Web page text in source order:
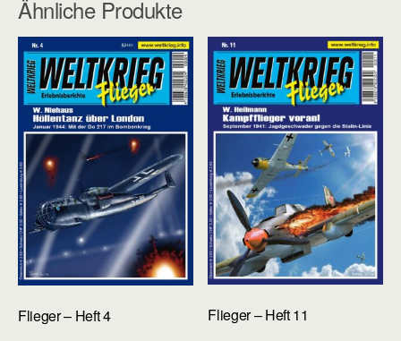
Ähnliche Produkte
Flieger – Heft 4 Flieger – Heft 11